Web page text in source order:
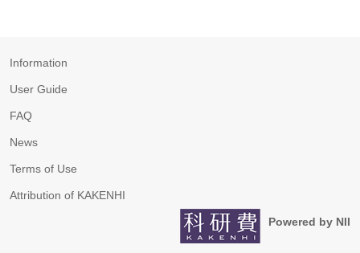
Information
User Guide
FAQ
News
Terms of Use
Attribution of KAKENHI
Powered by NII